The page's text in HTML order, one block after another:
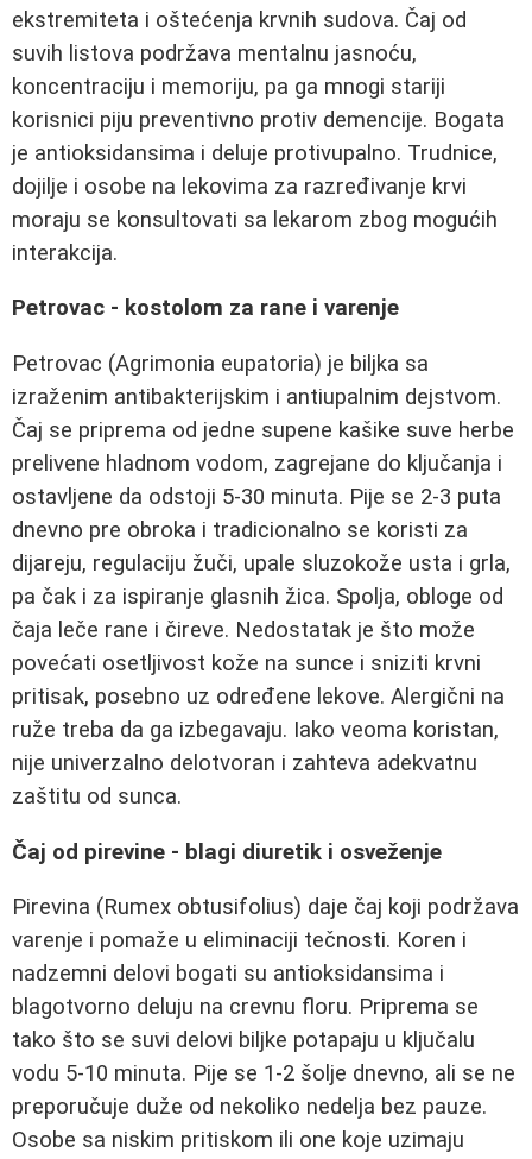
ekstremiteta i oštećenja krvnih sudova. Čaj od
suvih listova podržava mentalnu jasnoću,
koncentraciju i memoriju, pa ga mnogi stariji
korisnici piju preventivno protiv demencije. Bogata
je antioksidansima i deluje protivupalno. Trudnice,
dojilje i osobe na lekovima za razređivanje krvi
moraju se konsultovati sa lekarom zbog mogućih
interakcija.
Petrovac - kostolom za rane i varenje
Petrovac (Agrimonia eupatoria) je biljka sa
izraženim antibakterijskim i antiupalnim dejstvom.
Čaj se priprema od jedne supene kašike suve herbe
prelivene hladnom vodom, zagrejane do ključanja i
ostavljene da odstoji 5-30 minuta. Pije se 2-3 puta
dnevno pre obroka i tradicionalno se koristi za
dijareju, regulaciju žuči, upale sluzokože usta i grla,
pa čak i za ispiranje glasnih žica. Spolja, obloge od
čaja leče rane i čireve. Nedostatak je što može
povećati osetljivost kože na sunce i sniziti krvni
pritisak, posebno uz određene lekove. Alergični na
ruže treba da ga izbegavaju. Iako veoma koristan,
nije univerzalno delotvoran i zahteva adekvatnu
zaštitu od sunca.
Čaj od pirevine - blagi diuretik i osveženje
Pirevina (Rumex obtusifolius) daje čaj koji podržava
varenje i pomaže u eliminaciji tečnosti. Koren i
nadzemni delovi bogati su antioksidansima i
blagotvorno deluju na crevnu floru. Priprema se
tako što se suvi delovi biljke potapaju u ključalu
vodu 5-10 minuta. Pije se 1-2 šolje dnevno, ali se ne
preporučuje duže od nekoliko nedelja bez pauze.
Osobe sa niskim pritiskom ili one koje uzimaju